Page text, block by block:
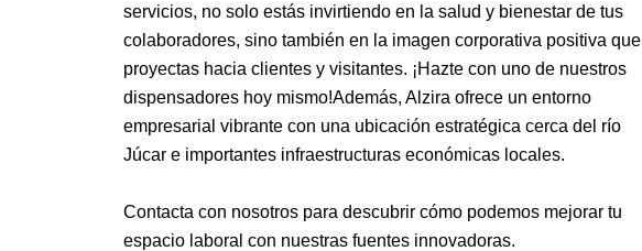
servicios, no solo estás invirtiendo en la salud y bienestar de tus
colaboradores, sino también en la imagen corporativa positiva que
proyectas hacia clientes y visitantes. ¡Hazte con uno de nuestros
dispensadores hoy mismo!Además, Alzira ofrece un entorno
empresarial vibrante con una ubicación estratégica cerca del río
Júcar e importantes infraestructuras económicas locales.
Contacta con nosotros para descubrir cómo podemos mejorar tu
espacio laboral con nuestras fuentes innovadoras.